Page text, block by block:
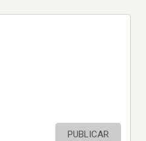
PUBLICAR